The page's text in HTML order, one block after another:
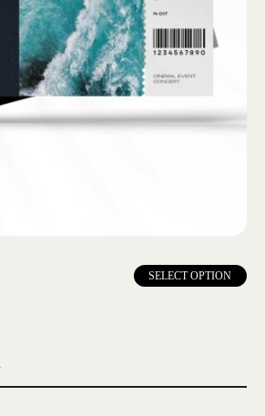
SELECT OPTION